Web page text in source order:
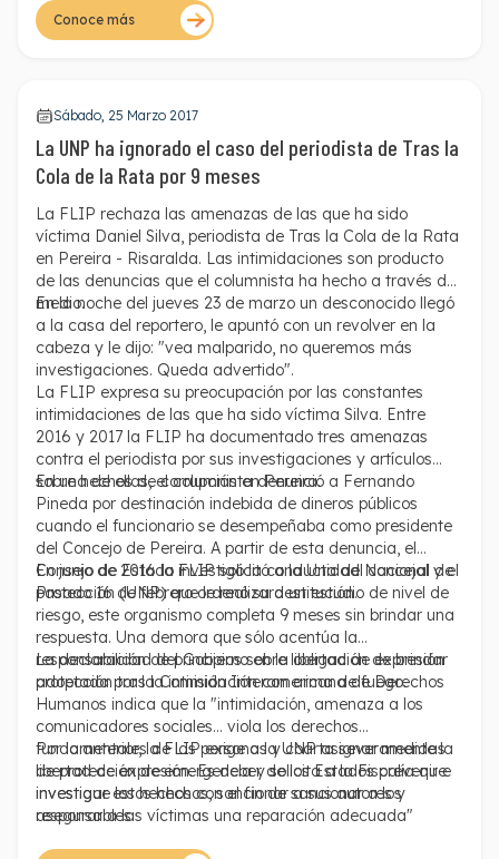
autoridades arremetieron contra Peralta cuando se
dieron cuenta que el periodista los estaba grabando. Los
Conoce más
Sábado, 25 Marzo 2017
La UNP ha ignorado el caso del periodista de Tras la
Cola de la Rata por 9 meses
La FLIP rechaza las amenazas de las que ha sido
víctima Daniel Silva, periodista de Tras la Cola de la Rata
en Pereira - Risaralda. Las intimidaciones son producto
de las denuncias que el columnista ha hecho a través del
medio.
En la noche del jueves 23 de marzo un desconocido llegó
a la casa del reportero, le apuntó con un revolver en la
cabeza y le dijo: "vea malparido, no queremos más
investigaciones. Queda advertido".
La FLIP expresa su preocupación por las constantes
intimidaciones de las que ha sido víctima Silva. Entre
2016 y 2017 la FLIP ha documentado tres amenazas
contra el periodista por sus investigaciones y artículos
sobre hechos de corrupción en Pereira.
En una de ellas, el columnista denunció a Fernando
Pineda por destinación indebida de dineros públicos
cuando el funcionario se desempeñaba como presidente
del Concejo de Pereira. A partir de esta denuncia, el
Consejo de Estado investigó la conducta del concejal y el
pasado 16 de febrero ordenó su destitución.
En junio de 2016 la FLIP solicitó a la Unidad Nacional de
Protección (UNP) que le realizara un estudio de nivel de
riesgo, este organismo completa 9 meses sin brindar una
respuesta. Una demora que sólo acentúa la
responsabilidad del Gobierno en la obligación de brindar
protección tras la intimidación con arma de fuego.
La declaración de principios sobre libertad de expresión
adoptada por la Comisión Interamericana de Derechos
Humanos indica que la "intimidación, amenaza a los
comunicadores sociales... viola los derechos
fundamentales de las personas y coarta severamente la
libertad de expresión. Es deber de los Estados prevenir e
investigar estos hechos, sancionar a sus autores y
asegurar a las víctimas una reparación adecuada"
Por lo anterior, la FLIP exige a la UNP asignar medidas
de protección de emergencia y solicita a la Fiscalía que
investigue los hechos con el fin de sancionar a los
responsables.